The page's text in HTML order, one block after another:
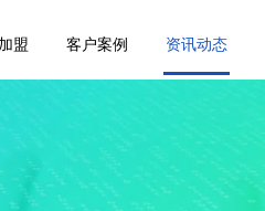
盟 客户案例 资讯动态